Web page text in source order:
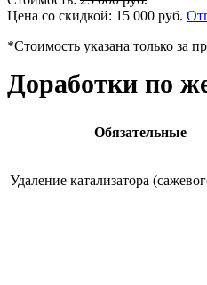
Цена со скидкой: 15 000 руб.
*Стоимость указана только за
Доработки по
Обязательные
Удаление катализатора